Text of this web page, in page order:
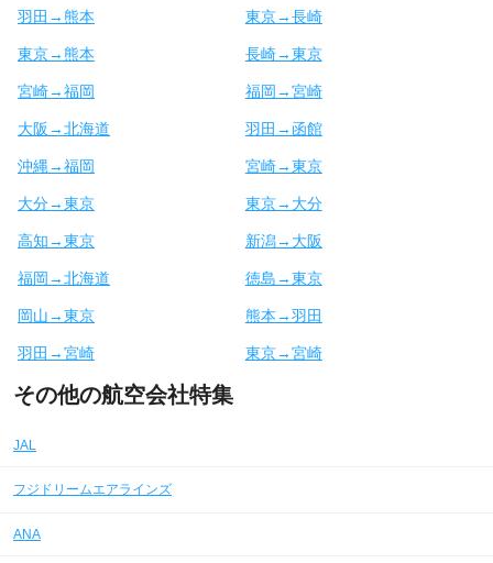
羽田→熊本 東京→長崎
東京→熊本 長崎→東京
宮崎→福岡 福岡→宮崎
大阪→北海道 羽田→函館
沖縄→福岡 宮崎→東京
大分→東京 東京→大分
高知→東京 新潟→大阪
福岡→北海道 徳島→東京
岡山→東京 熊本→羽田
羽田→宮崎 東京→宮崎
その他の航空会社特集
JAL
フジドリームエアラインズ
ANA